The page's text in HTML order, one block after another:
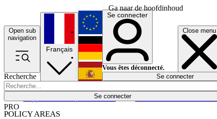
Ga naar de hoofdinhoud
Open sub
navigation
Close menu
Recherche
Se connecter
POLICY AREAS
Économie
Français
English
Deutsch
Español
Se connecter
Vous êtes déconnecté.
Se connecter
PRO